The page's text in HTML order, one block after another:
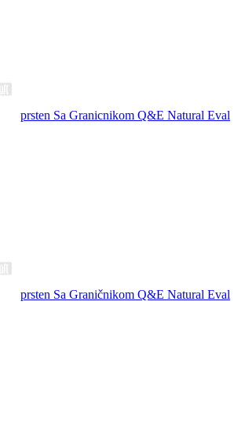
prsten Sa Granicnikom Q&E Natural Eval
prsten Sa Graničnikom Q&E Natural Eval